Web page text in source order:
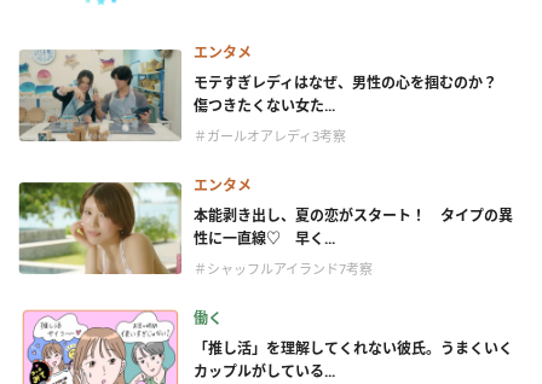
エンタメ
モテすぎレディはなぜ、男性の心を掴むのか？
傷つきたくない女た...
＃ガールオアレディ3考察
エンタメ
本能剥き出し、夏の恋がスタート！ タイプの異
性に一直線♡ 早く...
＃シャッフルアイランド7考察
働く
「推し活」を理解してくれない彼氏。うまくいく
カップルがしている...